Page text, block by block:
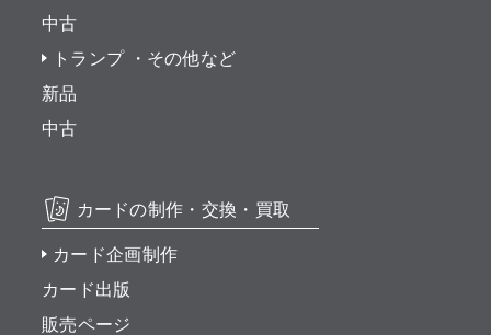
中古
トランプ ・その他など
新品
中古
カードの制作・交換・買取
カード企画制作
カード出版
販売ページ